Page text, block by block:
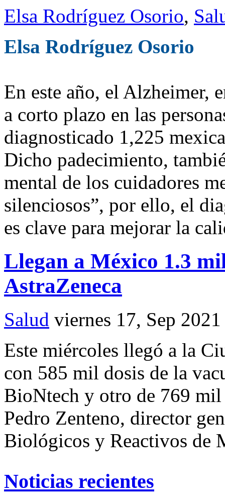
Elsa Rodríguez Osorio,
Elsa Rodríguez Osorio
En este año, el Alzheimer,
a corto plazo en las
diagnosticado 1,225
Dicho padecimiento,
mental de los cuidadores
silenciosos”, por ello, el
es clave para mejorar la
Llegan a México 1.3
AstraZeneca
Salud viernes 17, Sep 2021
Este miércoles llegó a la
con 585 mil dosis de la
BioNtech y otro de 769
Pedro Zenteno, director
Biológicos y Reactivos de
Noticias recientes